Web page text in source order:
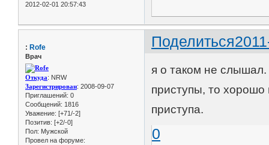
2012-02-01 20:57:43
Поделиться
: Rofe
Врач
Откуда: NRW
Зарегистрирован: 2008-09-07
Приглашений: 0
Сообщений: 1816
Уважение: [+71/-2]
Позитив: [+2/-0]
Пол: Мужской
Провел на форуме:
я о таком не слышал.
приступы, то хорошо
приступа.
0